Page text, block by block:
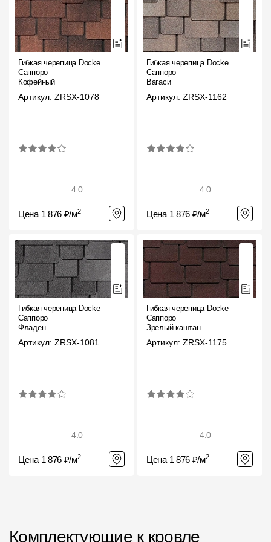
Фасадные панели
Фасадная плитка
Комплектующие для фасадов
Пленки и мембраны
Однослойная черепица
Комплектующие к кровле
Кровельная вентиляция
Водостоки
Пластиковые водосточные системы
Металлические водосточные системы
Водосборник
Документация
Гарантии
Гибкая черепица Docke
Саппоро
Кофейный
Артикул: ZRSX-1078
4.0
Цена 1 876 ₽/м2
Гибкая черепица Docke
Саппоро
Вагаси
Артикул: ZRSX-1162
4.0
Цена 1 876 ₽/м2
Гибкая черепица Docke
Саппоро
Фладен
Артикул: ZRSX-1081
4.0
Цена 1 876 ₽/м2
Гибкая черепица Docke
Саппоро
Зрелый каштан
Артикул: ZRSX-1175
4.0
Цена 1 876 ₽/м2
Комплектующие к кровле